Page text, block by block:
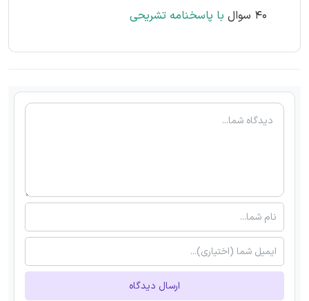
40 سوال با پاسخنامه تشریحی
ارسال دیدگاه